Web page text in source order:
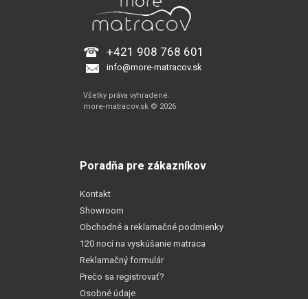
+421 908 768 601
info@more-matracov.sk
Všetky práva vyhradené.
more-matracov.sk © 2026
Poradňa pre zákazníkov
Kontakt
Showroom
Obchodné a reklamačné podmienky
120 nocí na vyskúšanie matraca
Reklamačný formulár
Prečo sa registrovať?
Osobné údaje